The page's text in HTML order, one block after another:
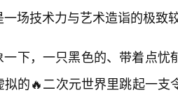
一场技术力与艺术造诣的极致
一下，一只黑色的、带着点忧
拟的🔥二次元世界里跳起一